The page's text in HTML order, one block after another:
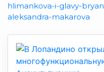
hlimankova-i-glavy-
aleksandra-makarova